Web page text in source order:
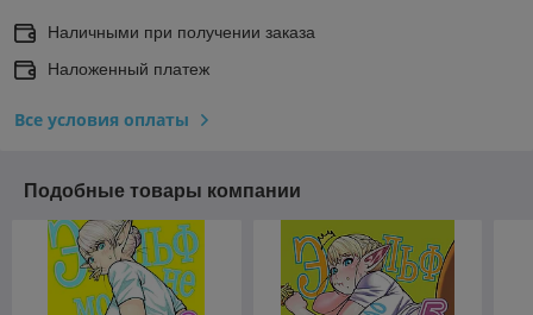
Наличными при получении заказа
Наложенный платеж
Все условия оплаты
Подобные товары компании